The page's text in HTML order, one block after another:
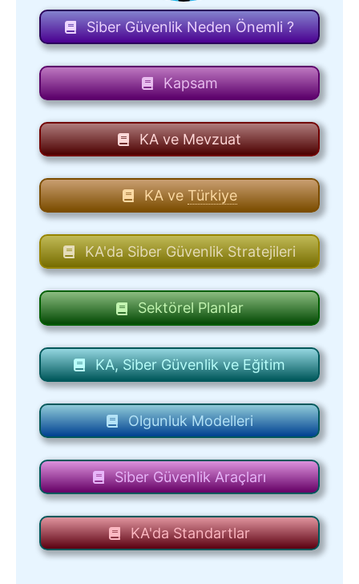
Siber Güvenlik Neden Önemli ?
Kapsam
KA ve Mevzuat
KA ve Türkiye
KA'da Siber Güvenlik Stratejileri
Sektörel Planlar
KA, Siber Güvenlik ve Eğitim
Olgunluk Modelleri
Siber Güvenlik Araçları
KA'da Standartlar